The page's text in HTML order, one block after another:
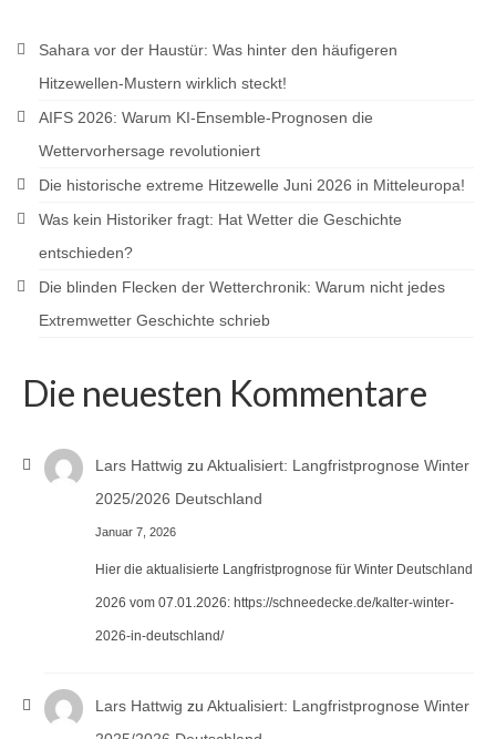
Sahara vor der Haustür: Was hinter den häufigeren
Hitzewellen-Mustern wirklich steckt!
AIFS 2026: Warum KI-Ensemble-Prognosen die
Wettervorhersage revolutioniert
Die historische extreme Hitzewelle Juni 2026 in Mitteleuropa!
Was kein Historiker fragt: Hat Wetter die Geschichte
entschieden?
Die blinden Flecken der Wetterchronik: Warum nicht jedes
Extremwetter Geschichte schrieb
Die neuesten Kommentare
Lars Hattwig zu Aktualisiert: Langfristprognose Winter
2025/2026 Deutschland
Januar 7, 2026
Hier die aktualisierte Langfristprognose für Winter Deutschland
2026 vom 07.01.2026: https://schneedecke.de/kalter-winter-
2026-in-deutschland/
Lars Hattwig zu Aktualisiert: Langfristprognose Winter